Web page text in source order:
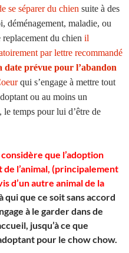
se séparer du chien suite à des
déménagement, maladie, ou
du chien il
par lettre recommandé
date prévue pour l’abandon
qui s’engage à mettre tout
ou au moins un
le temps pour lui d’être de
que l’adoption
l’animal, (principalement
d’un autre animal de la
qui que ce soit sans accord
à le garder dans de
jusqu’à ce que
pour le chow chow.